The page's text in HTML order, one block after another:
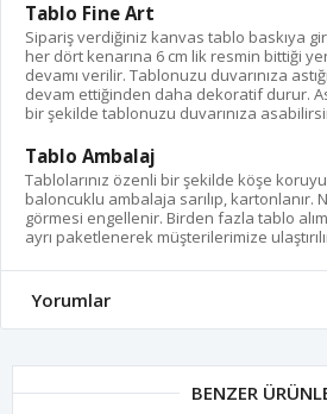
Tablo Fine Art
Sipariş verdiğiniz kanvas tablo baskıya
her dört kenarına 6 cm lik resmin bittiği
devamı verilir. Tablonuzu duvarınıza
devam ettiğinden daha dekoratif durur.
bir şekilde tablonuzu duvarınıza
Tablo Ambalaj
Tablolarınız özenli bir şekilde köşe
baloncuklu ambalaja sarılıp, kartonlanır.
görmesi engellenir. Birden fazla tablo
ayrı paketlenerek müşterilerimize
Yorumlar
BENZER